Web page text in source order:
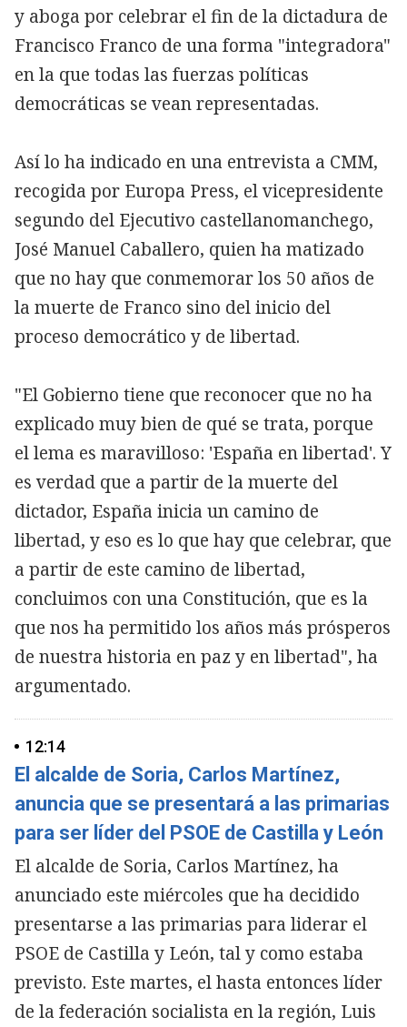
y aboga por celebrar el fin de la dictadura de
Francisco Franco de una forma "integradora"
en la que todas las fuerzas políticas
democráticas se vean representadas.
Así lo ha indicado en una entrevista a CMM,
recogida por Europa Press, el vicepresidente
segundo del Ejecutivo castellanomanchego,
José Manuel Caballero, quien ha matizado
que no hay que conmemorar los 50 años de
la muerte de Franco sino del inicio del
proceso democrático y de libertad.
"El Gobierno tiene que reconocer que no ha
explicado muy bien de qué se trata, porque
el lema es maravilloso: 'España en libertad'. Y
es verdad que a partir de la muerte del
dictador, España inicia un camino de
libertad, y eso es lo que hay que celebrar, que
a partir de este camino de libertad,
concluimos con una Constitución, que es la
que nos ha permitido los años más prósperos
de nuestra historia en paz y en libertad", ha
argumentado.
12:14
El alcalde de Soria, Carlos Martínez,
anuncia que se presentará a las primarias
para ser líder del PSOE de Castilla y León
El alcalde de Soria, Carlos Martínez, ha
anunciado este miércoles que ha decidido
presentarse a las primarias para liderar el
PSOE de Castilla y León, tal y como estaba
previsto. Este martes, el hasta entonces líder
de la federación socialista en la región, Luis